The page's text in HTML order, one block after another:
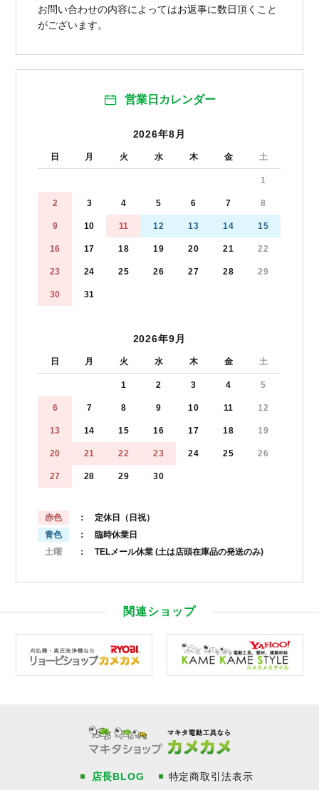
お問い合わせの内容によってはお返事に数日頂くこと
がございます。
営業日カレンダー
2026年8月
日 月 火 水 木 金 土
1
2 3 4 5 6 7 8
9 10 11 12 13 14 15
16 17 18 19 20 21 22
23 24 25 26 27 28 29
30 31
2026年9月
日 月 火 水 木 金 土
1 2 3 4 5
6 7 8 9 10 11 12
13 14 15 16 17 18 19
20 21 22 23 24 25 26
27 28 29 30
赤色
： 定休日（日祝）
青色
： 臨時休業日
土曜
： TELメール休業 (土は店頭在庫品の発送のみ)
関連ショップ
店長BLOG 特定商取引法表示